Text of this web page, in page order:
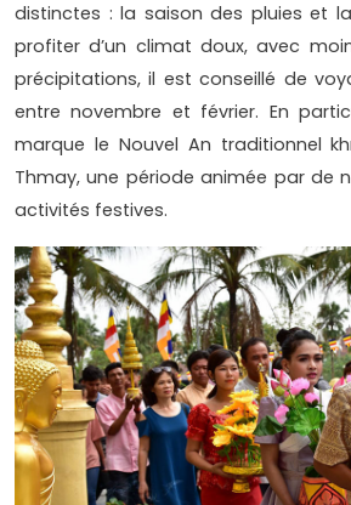
distinctes : la saison des pluies et
profiter d’un climat doux, avec
précipitations, il est conseillé de
entre novembre et février. En
marque le Nouvel An traditionnel
Thmay, une période animée par de
activités festives.